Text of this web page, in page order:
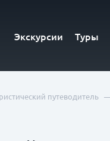
Экскурсии Туры
путеводитель